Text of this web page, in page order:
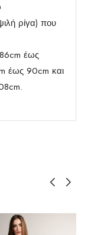
ρίγα) που
έως
έως 90cm και